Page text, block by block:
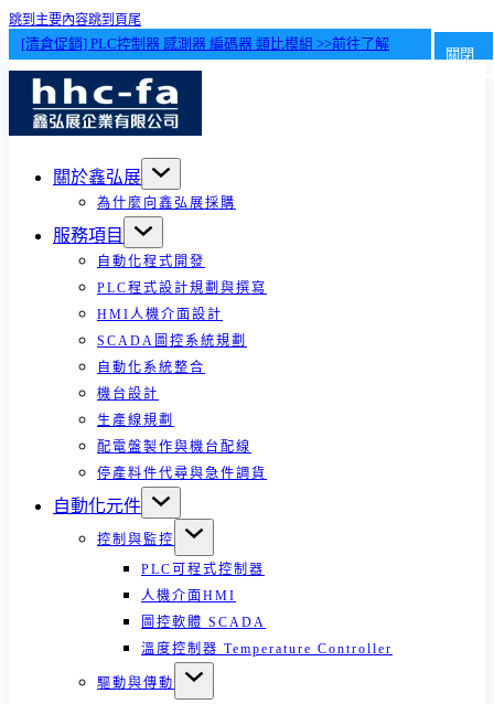
跳到主要內容跳到頁尾
[清倉促銷] PLC控制器 感測器 編碼器 類比模組 >>前往了解
關閉
關於鑫弘展
為什麼向鑫弘展採購
服務項目
自動化程式開發
PLC程式設計規劃與撰寫
HMI人機介面設計
SCADA圖控系統規劃
自動化系統整合
機台設計
生產線規劃
配電盤製作與機台配線
停產料件代尋與急件調貨
自動化元件
控制與監控
PLC可程式控制器
人機介面HMI
圖控軟體 SCADA
溫度控制器 Temperature Controller
驅動與傳動